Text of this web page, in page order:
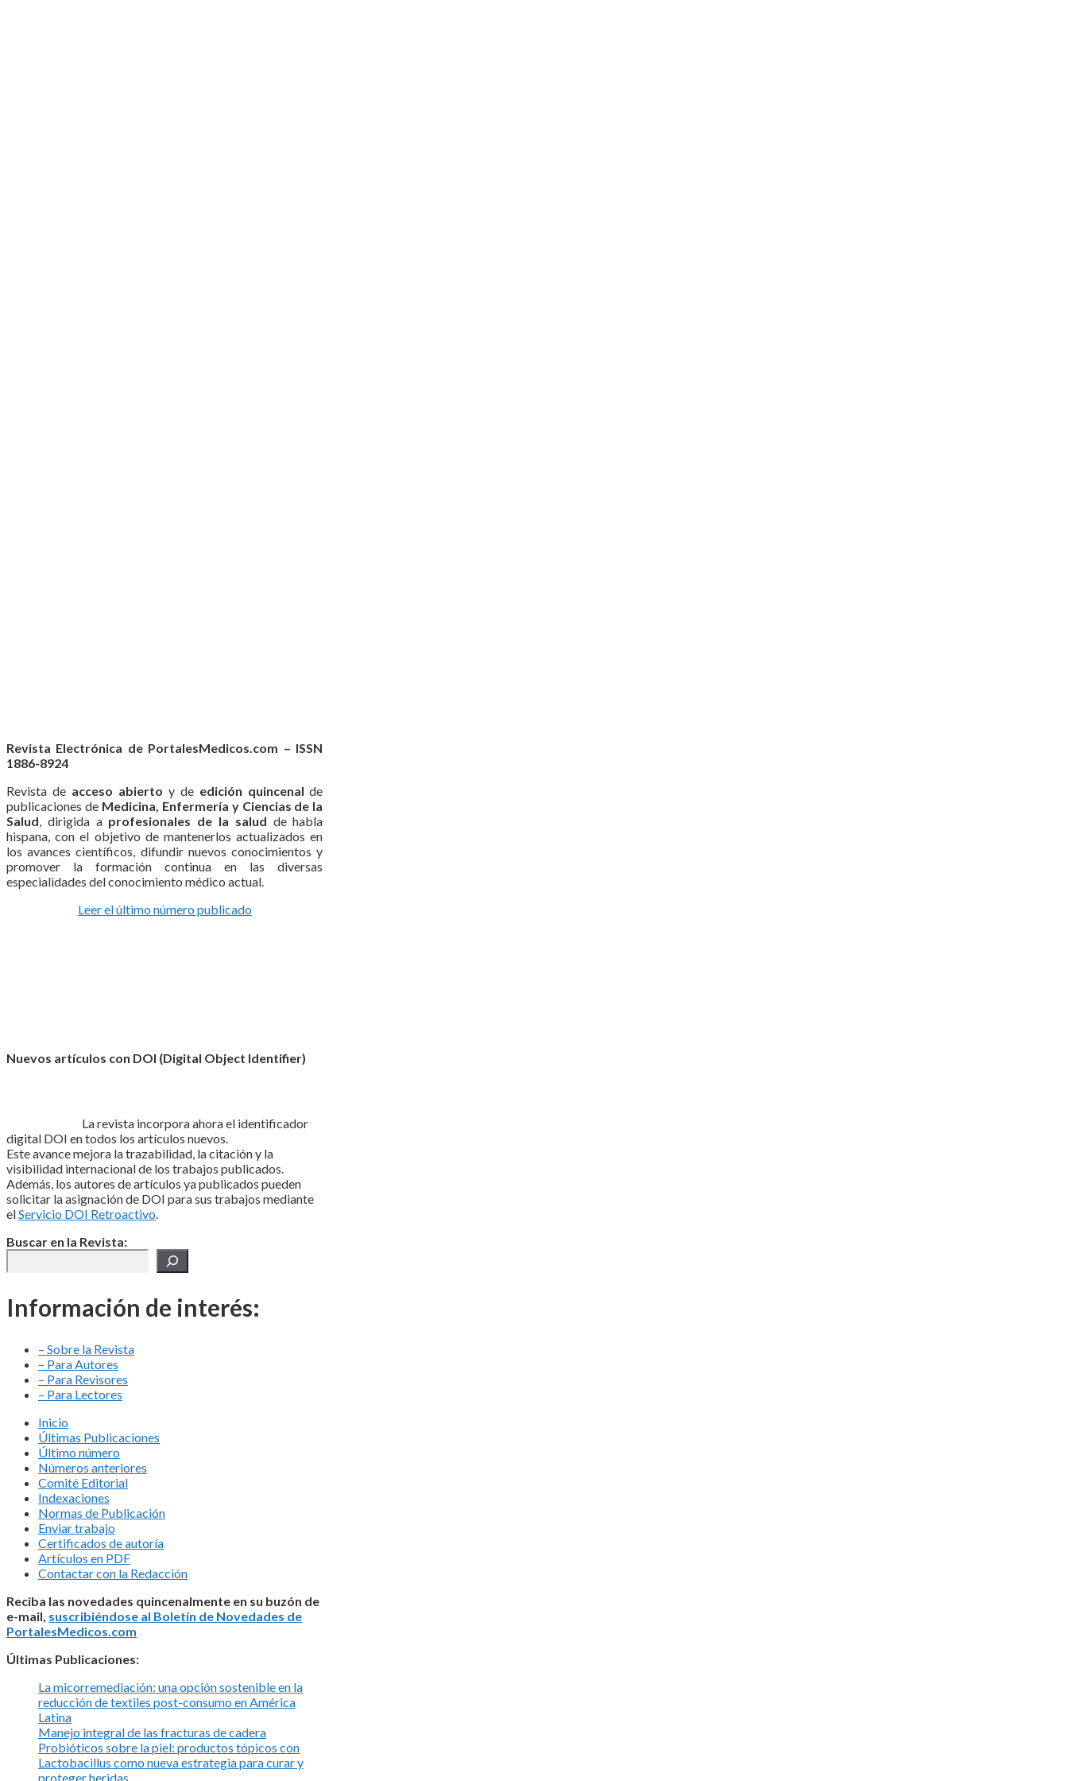
Revista Electrónica de PortalesMedicos.com – ISSN
1886-8924
Revista de acceso abierto y de edición quincenal de
publicaciones de Medicina, Enfermería y Ciencias de la
Salud, dirigida a profesionales de la salud de habla
hispana, con el objetivo de mantenerlos actualizados en
los avances científicos, difundir nuevos conocimientos y
promover la formación continua en las diversas
especialidades del conocimiento médico actual.
Leer el último número publicado
Nuevos artículos con DOI (Digital Object Identifier)
La revista incorpora ahora el identificador
digital DOI en todos los artículos nuevos.
Este avance mejora la trazabilidad, la citación y la
visibilidad internacional de los trabajos publicados.
Además, los autores de artículos ya publicados pueden
solicitar la asignación de DOI para sus trabajos mediante
elServicio DOI Retroactivo.
Buscar en la Revista:
Información de interés:
– Sobre la Revista
– Para Autores
– Para Revisores
– Para Lectores
Inicio
Últimas Publicaciones
Último número
Números anteriores
Comité Editorial
Indexaciones
Normas de Publicación
Enviar trabajo
Certificados de autoría
Artículos en PDF
Contactar con la Redacción
Reciba las novedades quincenalmente en su buzón de
e-mail, suscribiéndose al Boletín de Novedades de
PortalesMedicos.com
Últimas Publicaciones:
La micorremediación: una opción sostenible en la
reducción de textiles post-consumo en América
Latina
Manejo integral de las fracturas de cadera
Probióticos sobre la piel: productos tópicos con
Lactobacillus como nueva estrategia para curar y
proteger heridas